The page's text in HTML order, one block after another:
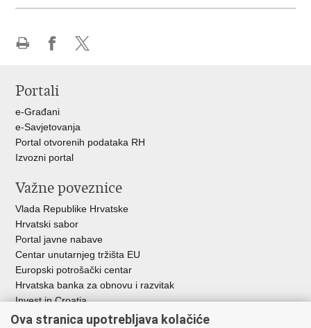
Facebooku
Portali
e-Građani
e-Savjetovanja
Portal otvorenih podataka RH
Izvozni portal
Važne poveznice
Vlada Republike Hrvatske
Hrvatski sabor
Portal javne nabave
Centar unutarnjeg tržišta EU
Europski potrošački centar
Hrvatska banka za obnovu i razvitak
Invest in Croatia
Europska banka za obnovu i razvoj
Ova stranica upotrebljava kolačiće